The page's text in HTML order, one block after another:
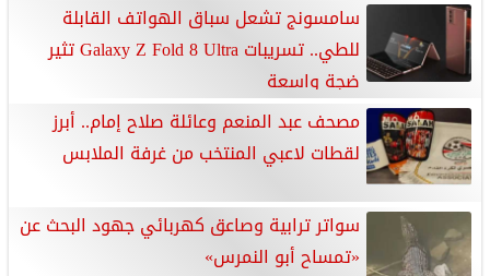
سامسونج تشعل سباق الهواتف القابلة
للطي.. تسريبات Galaxy Z Fold 8 Ultra تثير
ضجة واسعة
مصحف عبد المنعم وعائلة صلاح إمام.. أبرز
لقطات لاعبي المنتخب من غرفة الملابس
سواتر ترابية وصاعق كهربائي جهود البحث عن
«تمساح أبو النمرس»